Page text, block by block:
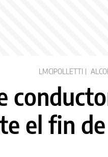
LMCIPOLLETTI
el fin